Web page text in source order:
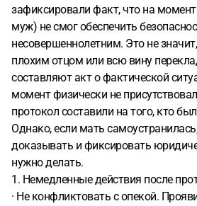
зафиксировали факт, что на
муж) не смог обеспечить
несовершеннолетним. Это не
плохим отцом или всю вину
составляют акт о фактической
момент физически не
протокол составили на того, кто
Однако, если мать
доказывать и фиксировать
нужно делать.
1. Немедленные действия после
· Не конфликтовать с опекой.